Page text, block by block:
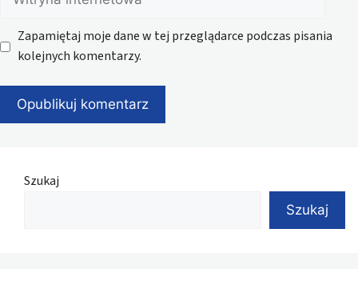
internetowa
Zapamiętaj moje dane w tej przeglądarce podczas pisania
kolejnych komentarzy.
Szukaj
Szukaj